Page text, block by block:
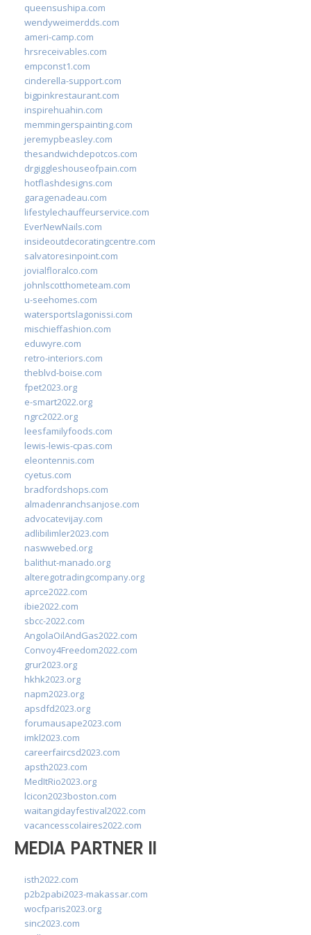
queensushipa.com
wendyweimerdds.com
ameri-camp.com
hrsreceivables.com
empconst1.com
cinderella-support.com
bigpinkrestaurant.com
inspirehuahin.com
memmingerspainting.com
jeremypbeasley.com
thesandwichdepotcos.com
drgiggleshouseofpain.com
hotflashdesigns.com
garagenadeau.com
lifestylechauffeurservice.com
EverNewNails.com
insideoutdecoratingcentre.com
salvatoresinpoint.com
jovialfloralco.com
johnlscotthometeam.com
u-seehomes.com
watersportslagonissi.com
mischieffashion.com
eduwyre.com
retro-interiors.com
theblvd-boise.com
fpet2023.org
e-smart2022.org
ngrc2022.org
leesfamilyfoods.com
lewis-lewis-cpas.com
eleontennis.com
cyetus.com
bradfordshops.com
almadenranchsanjose.com
advocatevijay.com
adlibilimler2023.com
naswwebed.org
balithut-manado.org
alteregotradingcompany.org
aprce2022.com
ibie2022.com
sbcc-2022.com
AngolaOilAndGas2022.com
Convoy4Freedom2022.com
grur2023.org
hkhk2023.org
napm2023.org
apsdfd2023.org
forumausape2023.com
imkl2023.com
careerfaircsd2023.com
apsth2023.com
MedItRio2023.org
lcicon2023boston.com
waitangidayfestival2022.com
vacancesscolaires2022.com
MEDIA PARTNER II
isth2022.com
p2b2pabi2023-makassar.com
wocfparis2023.org
sinc2023.com